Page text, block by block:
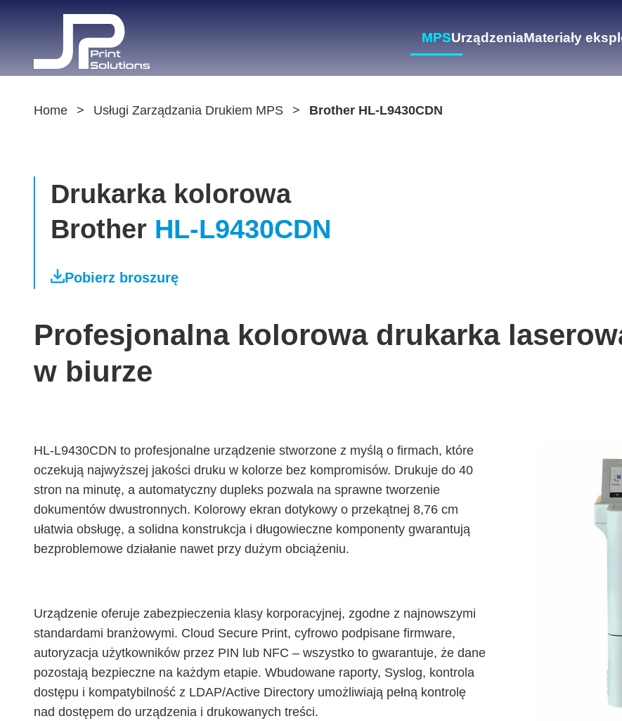
MPSUrządzeniaMateriały
Home Usługi Zarządzania Drukiem MPS Brother HL-L9430CDN
Drukarka kolorowa
Brother HL-L9430CDN
Pobierz broszurę
Profesjonalna kolorowa drukarka
w biurze
HL-L9430CDN to profesjonalne urządzenie stworzone z myślą o firmach, które
oczekują najwyższej jakości druku w kolorze bez kompromisów. Drukuje do 40
stron na minutę, a automatyczny dupleks pozwala na sprawne tworzenie
dokumentów dwustronnych. Kolorowy ekran dotykowy o przekątnej 8,76 cm
ułatwia obsługę, a solidna konstrukcja i długowieczne komponenty gwarantują
bezproblemowe działanie nawet przy dużym obciążeniu.
Urządzenie oferuje zabezpieczenia klasy korporacyjnej, zgodne z najnowszymi
standardami branżowymi. Cloud Secure Print, cyfrowo podpisane firmware,
autoryzacja użytkowników przez PIN lub NFC – wszystko to gwarantuje, że dane
pozostają bezpieczne na każdym etapie. Wbudowane raporty, Syslog, kontrola
dostępu i kompatybilność z LDAP/Active Directory umożliwiają pełną kontrolę
nad dostępem do urządzenia i drukowanych treści.